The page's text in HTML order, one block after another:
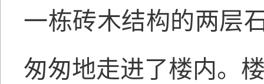
一栋砖木结构的两层
匆匆地走进了楼内。